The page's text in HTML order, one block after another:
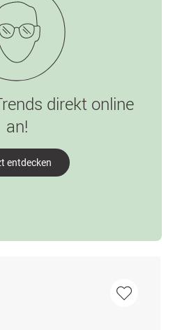
direkt online
an!
entdecken